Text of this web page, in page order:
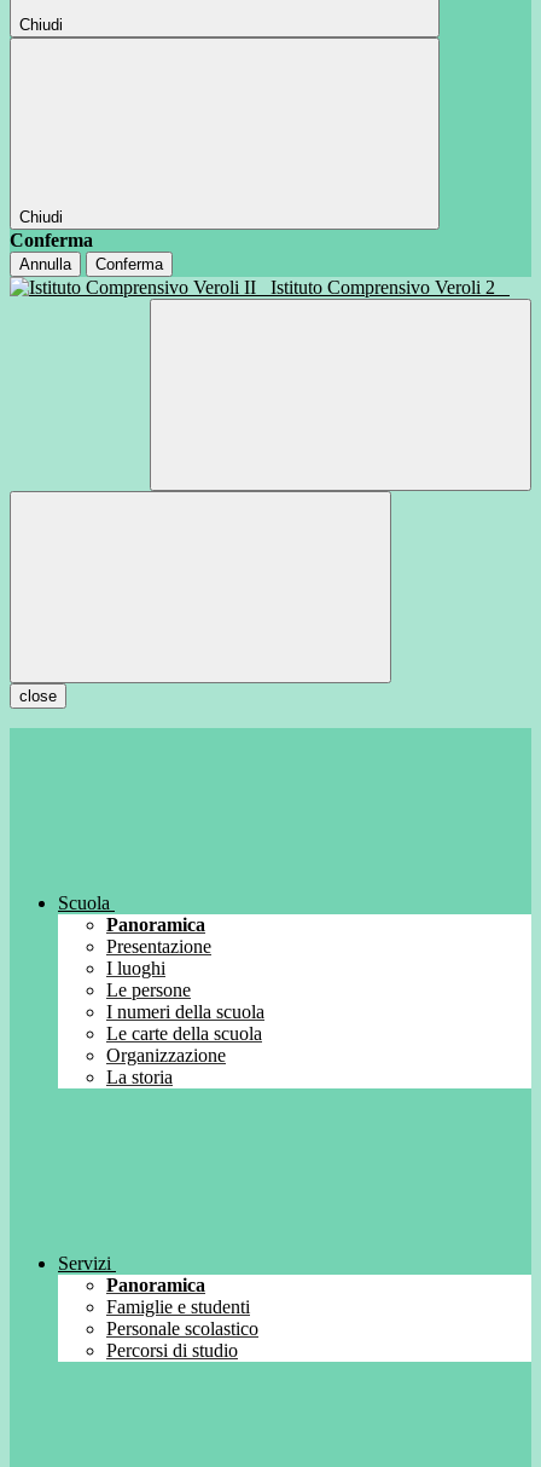
Chiudi
Chiudi
Conferma
Annulla Conferma
Istituto Comprensivo Veroli 2
close
Scuola
Panoramica
Presentazione
I luoghi
Le persone
I numeri della scuola
Le carte della scuola
Organizzazione
La storia
Servizi
Panoramica
Famiglie e studenti
Personale scolastico
Percorsi di studio